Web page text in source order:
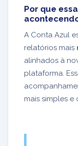
Por que
A Conta Azul
relatórios mais
alinhados à
plataforma.
mais simples e